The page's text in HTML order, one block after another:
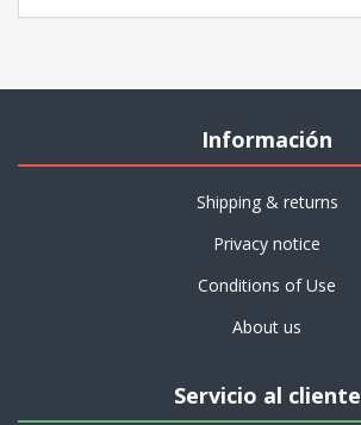
Información
Shipping & returns
Privacy notice
Conditions of Use
About us
Servicio al cliente